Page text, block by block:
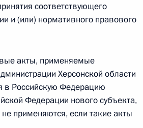
принятии в Российскую
в составе РФ нового
Херсонской области
в составе РФ
соответствующего
и (или) нормативного правового
акты, применяемые
Херсонской области
в Российскую Федерацию
Федерации нового субъекта,
применяются, если такие акты